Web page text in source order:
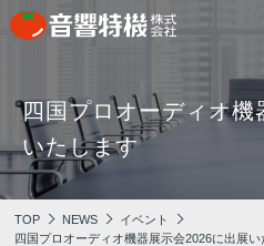
PRODUCTS
PRODUCTS
CONCEPT
COMPANY
四国プロオーディオ
いたします
TOP NEWS
イベント
四国プロオーディオ機器展⽰会2026に出展い